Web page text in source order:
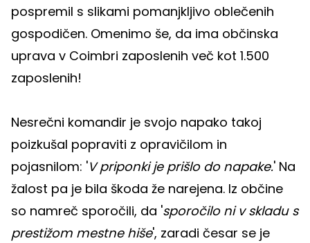
pospremil s slikami pomanjkljivo oblečenih
gospodičen. Omenimo še, da ima občinska
uprava v Coimbri zaposlenih več kot 1.500
zaposlenih!
Nesrečni komandir je svojo napako takoj
poizkušal popraviti z opravičilom in
pojasnilom: 'V priponki je prišlo do napake.' Na
žalost pa je bila škoda že narejena. Iz občine
so namreč sporočili, da 'sporočilo ni v skladu s
prestižom mestne hiše', zaradi česar se je